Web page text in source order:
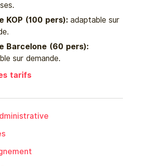
KOP (100 pers): adaptable sur
Barcelone (60 pers):
sur demande.
tarifs